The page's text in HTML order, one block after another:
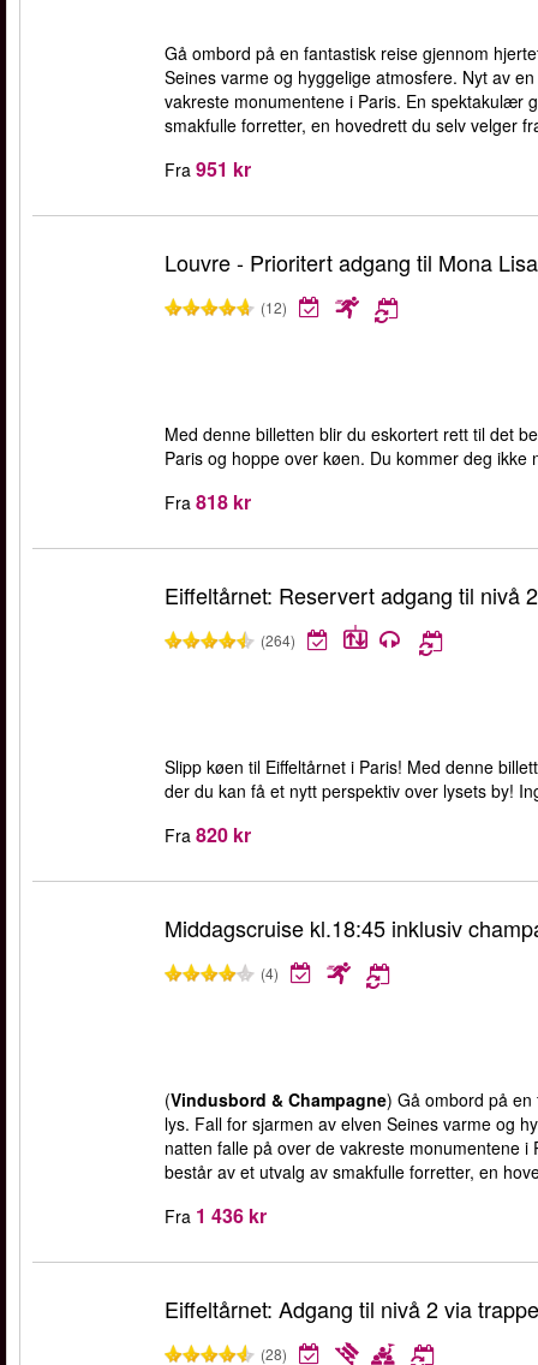
Gå ombord på en fantastisk reise gjennom
Seines varme og hyggelige atmosfere. Nyt av
vakreste monumentene i Paris. En spektakulær
smakfulle forretter, en hovedrett du selv velger
Fra 951 kr
Louvre - Prioritert adgang til Mona Lisa
(12)
Med denne billetten blir du eskortert rett til det
Paris og hoppe over køen. Du kommer deg
Fra 818 kr
Eiffeltårnet: Reservert adgang til nivå 2
(264)
Slipp køen til Eiffeltårnet i Paris! Med denne
der du kan få et nytt perspektiv over lysets by!
Fra 820 kr
Middagscruise kl.18:45 inklusiv
(4)
(Vindusbord & Champagne) Gå ombord på
lys. Fall for sjarmen av elven Seines varme og
natten falle på over de vakreste monumentene
består av et utvalg av smakfulle forretter, en
Fra 1 436 kr
Eiffeltårnet: Adgang til nivå 2 via
(28)